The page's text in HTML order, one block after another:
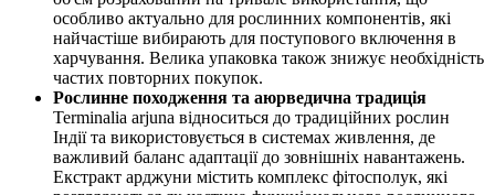
особливо актуально для рослинних компонентів, які
найчастіше вибирають для поступового включення в
харчування. Велика упаковка також знижує необхідність
частих повторних покупок.
Рослинне походження та аюрведична традиція
Terminalia arjuna відноситься до традиційних рослин
Індії та використовується в системах живлення, де
важливий баланс адаптації до зовнішніх навантажень.
Екстракт арджуни містить комплекс фітосполук, які